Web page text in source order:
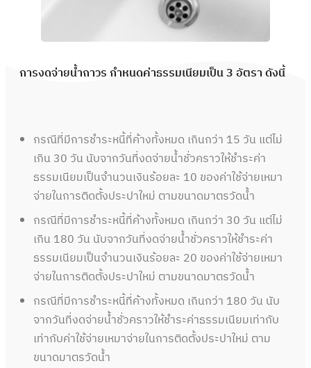
การงดจ่ายน้ำถาวร กำหนดค่าธรรมเนียมเป็น 3 อัตรา ดังนี้
กรณีที่มีการชำระหนี้ที่ค้างทั้งหมด เกินกว่า 15 วัน แต่ไม่
เกิน 30 วัน นับจากวันที่งดจ่ายน้ำชั่วคราวให้ชำระค่า
ธรรมเนียมเป็นจำนวนเงินร้อยละ 10 ของค่าใช้จ่ายเหมา
จ่ายในการติดตั้งประปาใหม่ ตามขนาดมาตรวัดน้ำ
กรณีที่มีการชำระหนี้ที่ค้างทั้งหมด เกินกว่า 30 วัน แต่ไม่
เกิน 180 วัน นับจากวันที่งดจ่ายน้ำชั่วคราวให้ชำระค่า
ธรรมเนียมเป็นจำนวนเงินร้อยละ 20 ของค่าใช้จ่ายเหมา
จ่ายในการติดตั้งประปาใหม่ ตามขนาดมาตรวัดน้ำ
กรณีที่มีการชำระหนี้ที่ค้างทั้งหมด เกินกว่า 180 วัน นับ
จากวันที่งดจ่ายน้ำชั่วคราวให้ชำระค่าธรรมเนียมเท่ากับ
เท่ากับค่าใช้จ่ายเหมาจ่ายในการติดตั้งประปาใหม่ ตาม
ขนาดมาตรวัดน้ำ